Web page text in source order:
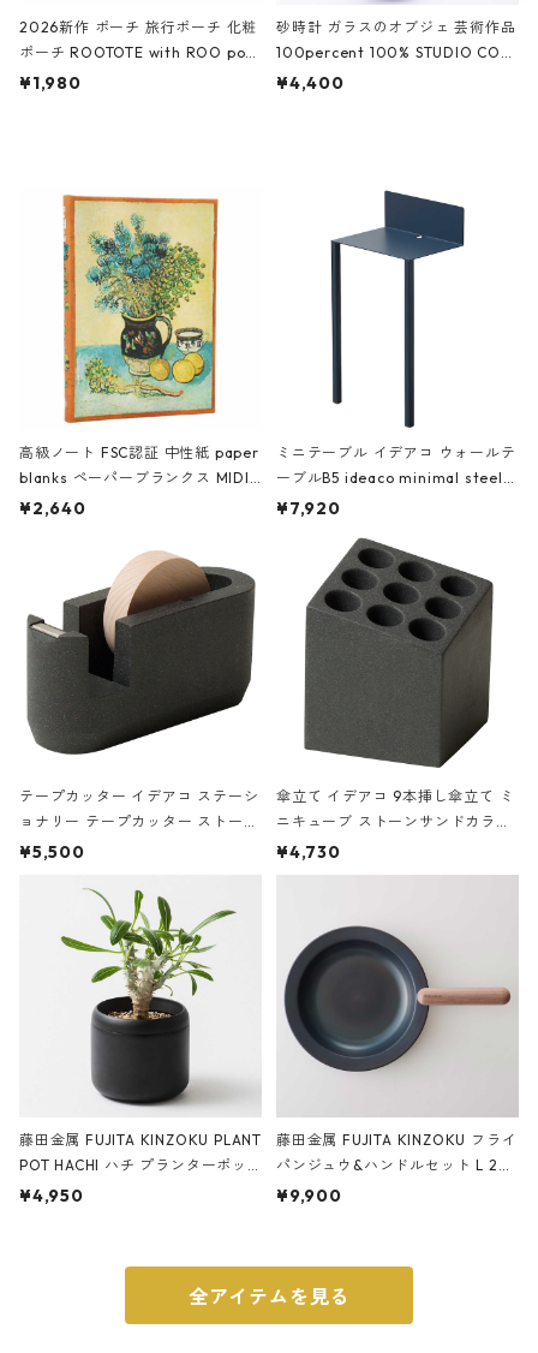
2026新作 ポーチ 旅行ポーチ 化粧
ポーチ ROOTOTE with ROO pou
ch 3532 ルートート WR.ポーチ.ラ
¥1,980
砂時計 ガラスのオブジェ 芸術作品
100percent 100% STUDIO COH
AKU Timeless 100パーセント ス
¥4,400
高級ノート FSC認証 中性紙 paper
blanks ペーパーブランクス MIDI
ハードカバー 罫線 ヴァン・ゴッホ
¥2,640
ミニテーブル イデアコ ウォールテ
ーブルB5 ideaco minimal steel f
urniture WALL Table B5 ネイビー
¥7,920
テープカッター イデアコ ステーシ
ョナリー テープカッター ストーン
サンドカラー 石調 ideaco Station
¥5,500
傘立て イデアコ 9本挿し傘立て ミ
ニキューブ ストーンサンドカラー
石調 ideaco Umbrella Stand CUB
E ストーンサンドブラック
¥4,730
藤田金属 FUJITA KINZOKU PLANT
POT HACHI ハチ プランターポッ
ト 3号 ブラック
¥4,950
藤田金属 FUJITA KINZOKU フライ
パンジュウ&ハンドルセット L 24c
m ガス火・IH対応 鉄フライパン
¥9,900
全アイテムを見る